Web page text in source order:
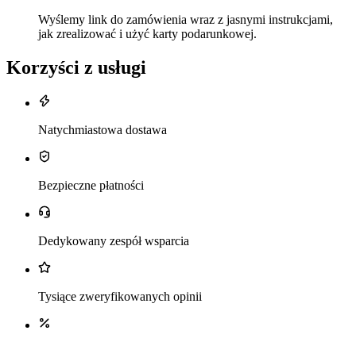
Wyślemy link do zamówienia wraz z jasnymi instrukcjami,
jak zrealizować i użyć karty podarunkowej.
Korzyści z usługi
Natychmiastowa dostawa
Bezpieczne płatności
Dedykowany zespół wsparcia
Tysiące zweryfikowanych opinii